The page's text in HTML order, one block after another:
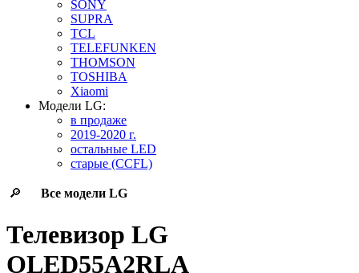
SONY
SUPRA
TCL
TELEFUNKEN
THOMSON
TOSHIBA
Xiaomi
Модели LG:
в продаже
2019-2020 г.
остальные LED
старые (CCFL)
🔎 Все модели LG
Телевизор LG
OLED55A2RLA